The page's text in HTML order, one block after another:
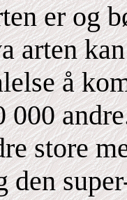
er og
arten
å
store